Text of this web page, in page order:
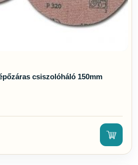
csiszolóháló 150mm